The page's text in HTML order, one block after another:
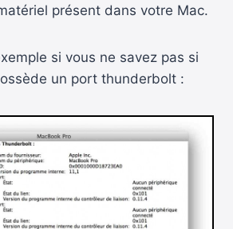
présent dans votre Mac.
si vous ne savez pas si
un port thunderbolt :